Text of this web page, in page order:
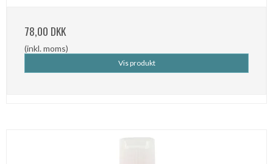
78,00 DKK
(inkl. moms)
Vis produkt